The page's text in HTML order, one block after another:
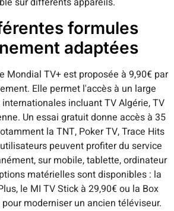
formules
adaptées
Mondial TV+ est proposée à 9,90€ par
Elle permet l'accès à un large
incluant TV Algérie, TV
Un essai gratuit donne accès à 35
la TNT, Poker TV, Trace Hits
peuvent profiter du service
sur mobile, tablette, ordinateur
matérielles sont disponibles : la
le MI TV Stick à 29,90€ ou la Box
moderniser un ancien téléviseur.